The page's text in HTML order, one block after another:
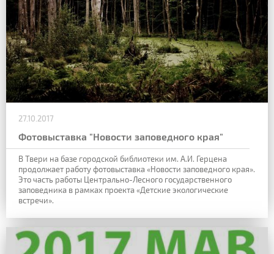
27.10.2017
Фотовыставка "Новости заповедного края"
В Твери на базе городской библиотеки им. А.И. Герцена
продолжает работу фотовыставка «Новости заповедного края».
Это часть работы Центрально-Лесного государственного
заповедника в рамках проекта «Детские экологические
встречи».